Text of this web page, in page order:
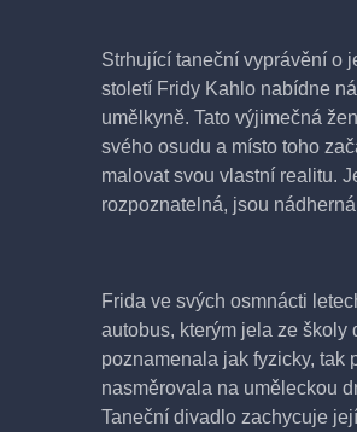
Strhující taneční vyprávění o
století Fridy Kahlo nabídne
umělkyně. Tato výjimečná
svého osudu a místo toho
malovat svou vlastní realitu.
rozpoznatelná, jsou
Frida ve svých osmnácti
autobus, kterým jela ze školy
poznamenala jak fyzicky, tak
nasměrovala na uměleckou
Taneční divadlo zachycuje